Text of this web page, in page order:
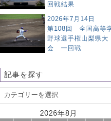
回戦結果
2026年7月14日
第108回 全国高等
野球選手権山梨県大
会 一回戦
記事を探す
2026年8月